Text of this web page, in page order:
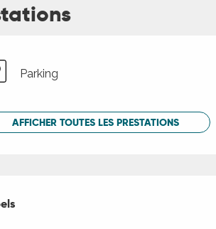
Parking
AFFICHER TOUTES LES PRESTATIONS
de